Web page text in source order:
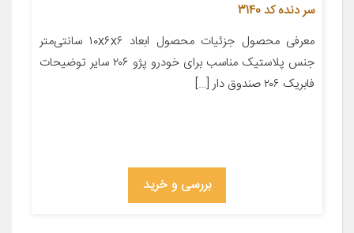
سر دنده کد 3140
معرفی محصول جزئیات محصول ابعاد ۱۰x۶x۶ سانتی‌متر
جنس پلاستیک مناسب برای خودرو پژو ۲۰۶ سایر توضیحات
فابریک ۲۰۶ صندوق دار […]
بررسی و خرید